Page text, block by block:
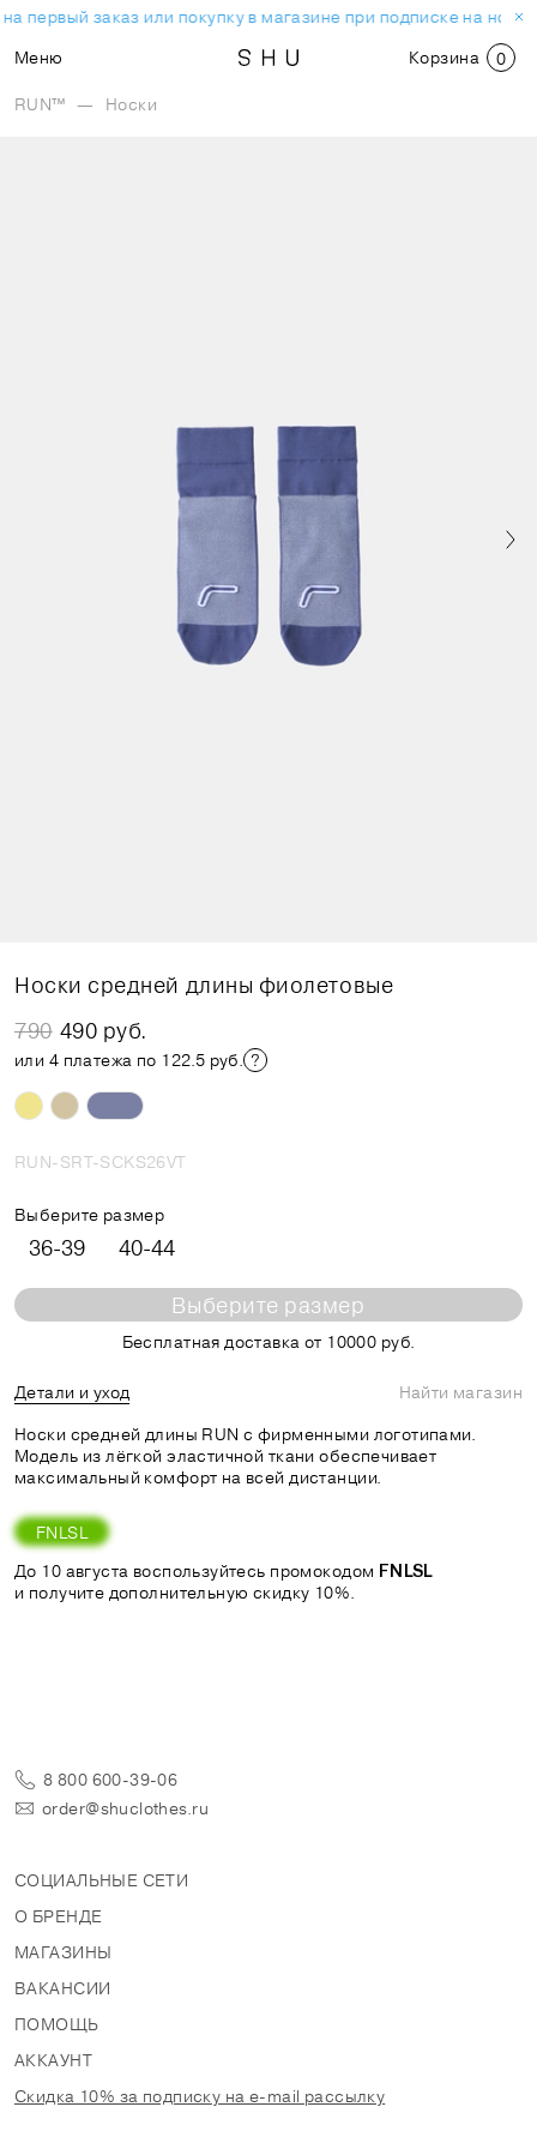
первый заказ или покупку в магазине при подписке на
Меню
Корзина 0
RUN™ — Носки
Носки средней длины фиолетовые
790 490 руб.
или 4 платежа по 122.5 руб.
RUN-SRT-SCKS26VT
Выберите размер
36-39 40-44
Выберите размер
Бесплатная доставка от 10000 руб.
Детали и уход
Найти магазин
Носки средней длины RUN с фирменными логотипами.
Модель из лёгкой эластичной ткани обеспечивает
максимальный комфорт на всей дистанции.
FNLSL
До 10 августа воспользуйтесь промокодом FNLSL
и получите дополнительную скидку 10%.
8 800 600-39-06
order@shuclothes.ru
СОЦИАЛЬНЫЕ СЕТИ
О БРЕНДЕ
МАГАЗИНЫ
ВАКАНСИИ
ПОМОЩЬ
АККАУНТ
Скидка 10% за подписку на e-mail рассылку